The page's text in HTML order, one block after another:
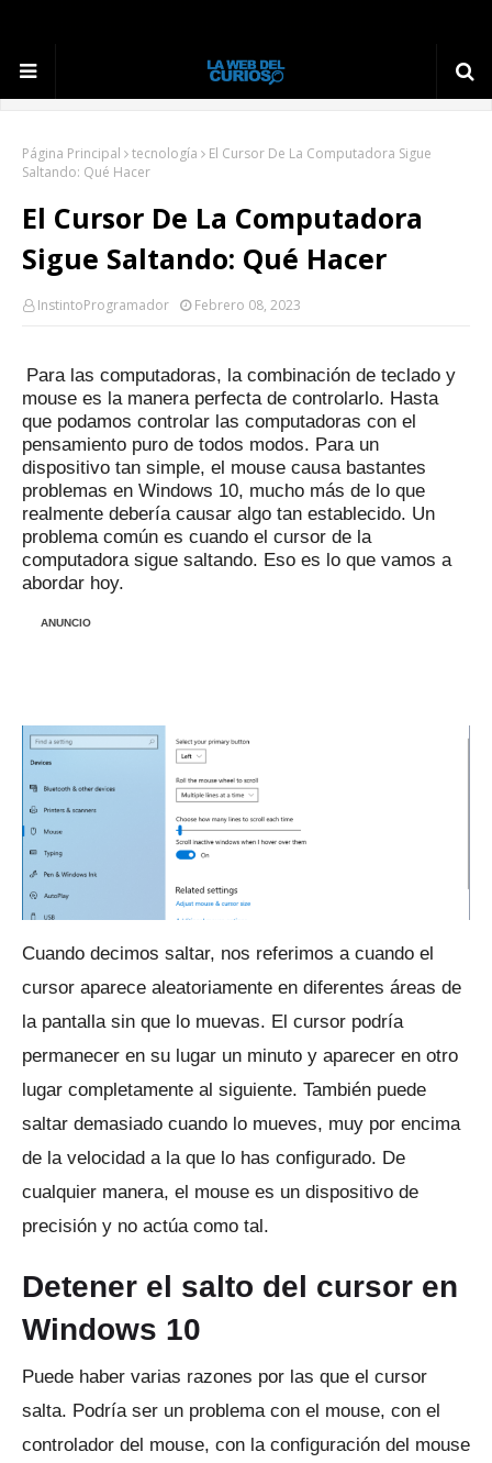
Página Principal tecnología
El Cursor De La Computadora Sigue
Saltando: Qué Hacer
El Cursor De La Computadora
Sigue Saltando: Qué Hacer
InstintoProgramador Febrero 08, 2023
Para las computadoras, la combinación de teclado y
mouse es la manera perfecta de controlarlo. Hasta
que podamos controlar las computadoras con el
pensamiento puro de todos modos. Para un
dispositivo tan simple, el mouse causa bastantes
problemas en Windows 10, mucho más de lo que
realmente debería causar algo tan establecido. Un
problema común es cuando el cursor de la
computadora sigue saltando. Eso es lo que vamos a
abordar hoy.
ANUNCIO
Cuando decimos saltar, nos referimos a cuando el
cursor aparece aleatoriamente en diferentes áreas de
la pantalla sin que lo muevas. El cursor podría
permanecer en su lugar un minuto y aparecer en otro
lugar completamente al siguiente. También puede
saltar demasiado cuando lo mueves, muy por encima
de la velocidad a la que lo has configurado. De
cualquier manera, el mouse es un dispositivo de
precisión y no actúa como tal.
Detener el salto del cursor en
Windows 10
Puede haber varias razones por las que el cursor
salta. Podría ser un problema con el mouse, con el
controlador del mouse, con la configuración del mouse